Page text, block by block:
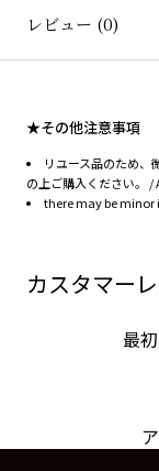
レビュー (0)
★その他注意事項
リユース品のため、
の上ご購入ください。
there may be
カスタマー
最